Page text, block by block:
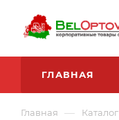
ГЛАВНАЯ
Главная — Каталог